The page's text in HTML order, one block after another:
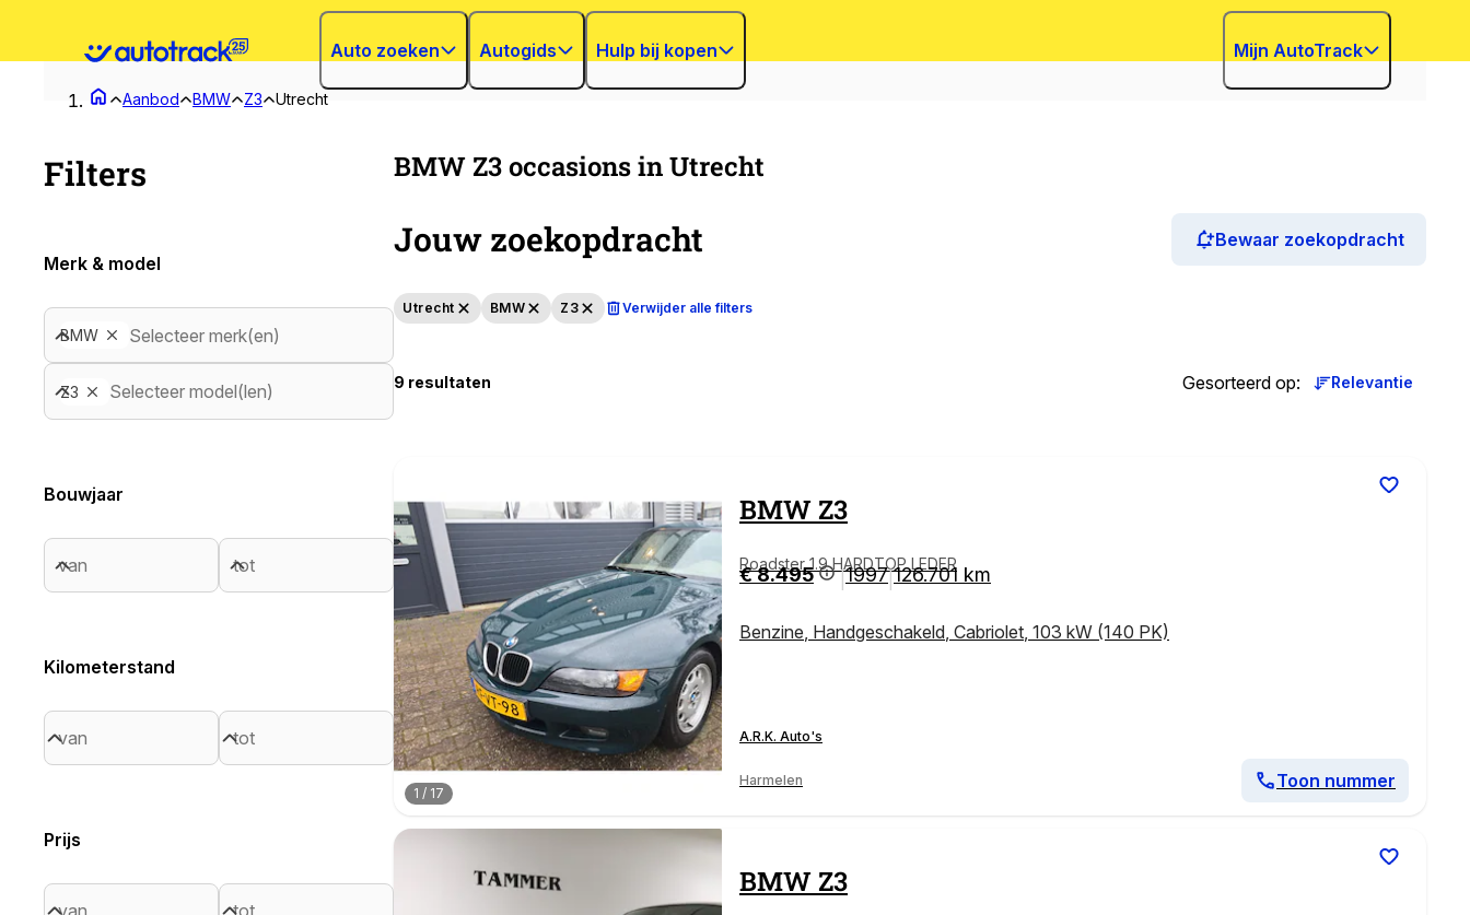
Auto zoeken Autogids Hulp bij kopen Mijn AutoTrack
Aanbod BMW Z3 Utrecht
Filters
Merk & model
BMW Selecteer merk(en)
Z3 Selecteer model(len)
Bouwjaar
Kilometerstand
Prijs
BMW Z3 occasions in Utrecht
Jouw zoekopdracht Bewaar zoekopdracht
Utrecht BMW Z3 Verwijder alle filters
9 resultaten Gesorteerd op: Relevantie
1 / 17
BMWZ3
Roadster 1.9 HARDTOP LEDER
€ 8.495 |1997|126.701 km
Benzine Handgeschakeld Cabriolet 103 kW (140 PK)
A.R.K. Auto's
Harmelen Toon nummer
BMWZ3